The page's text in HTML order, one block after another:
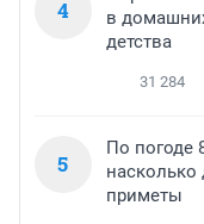
4
в
детства
31 284
5
По погоде
приметы